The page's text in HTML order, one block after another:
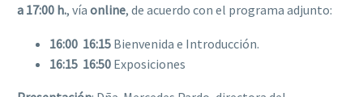
a 17:00 h., vía online, de acuerdo con el programa adjunto:
16:00  16:15 Bienvenida e Introducción.
16:15  16:50 Exposiciones